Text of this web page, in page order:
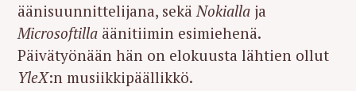
äänisuunnittelijana, sekäNokialla ja
Microsoftilla äänitiimin esimiehenä.
Päivätyönään hän on elokuusta lähtien ollut
YleX:n musiikkipäällikkö.